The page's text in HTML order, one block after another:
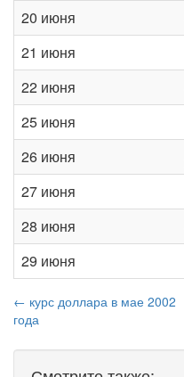
20 июня
21 июня
22 июня
25 июня
26 июня
27 июня
28 июня
29 июня
← курс доллара в мае 2002
года